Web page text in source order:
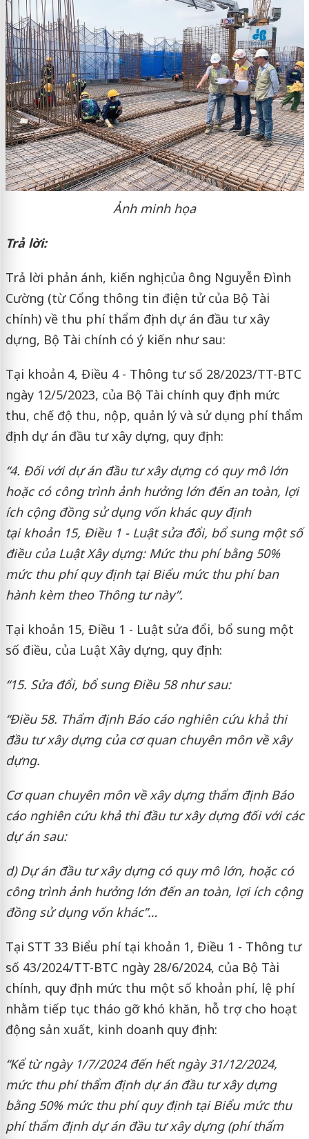
Ảnh minh họa
Trả lời:
Trả lời phản ánh, kiến nghị của ông Nguyễn Đình
Cường (từ Cổng thông tin điện tử của Bộ Tài
chính) về thu phí thẩm định dự án đầu tư xây
dựng, Bộ Tài chính có ý kiến như sau:
Tại khoản 4, Điều 4 - Thông tư số 28/2023/TT-BTC
ngày 12/5/2023, của Bộ Tài chính quy định mức
thu, chế độ thu, nộp, quản lý và sử dụng phí thẩm
định dự án đầu tư xây dựng, quy định:
“4. Đối với dự án đầu tư xây dựng có quy mô lớn
hoặc có công trình ảnh hưởng lớn đến an toàn, lợi
ích cộng đồng sử dụng vốn khác quy định
tại khoản 15, Điều 1 - Luật sửa đổi, bổ sung một số
điều của Luật Xây dựng: Mức thu phí bằng 50%
mức thu phí quy định tại Biểu mức thu phí ban
hành kèm theo Thông tư này”.
Tại khoản 15, Điều 1 - Luật sửa đổi, bổ sung một
số điều, của Luật Xây dựng, quy định:
“15. Sửa đổi, bổ sung Điều 58 như sau:
“Điều 58. Thẩm định Báo cáo nghiên cứu khả thi
đầu tư xây dựng của cơ quan chuyên môn về xây
dựng.
Cơ quan chuyên môn về xây dựng thẩm định Báo
cáo nghiên cứu khả thi đầu tư xây dựng đối với các
dự án sau:
d) Dự án đầu tư xây dựng có quy mô lớn, hoặc có
công trình ảnh hưởng lớn đến an toàn, lợi ích cộng
đồng sử dụng vốn khác”…
Tại STT 33 Biểu phí tại khoản 1, Điều 1 - Thông tư
số 43/2024/TT-BTC ngày 28/6/2024, của Bộ Tài
chính, quy định mức thu một số khoản phí, lệ phí
nhằm tiếp tục tháo gỡ khó khăn, hỗ trợ cho hoạt
động sản xuất, kinh doanh quy định:
“Kể từ ngày 1/7/2024 đến hết ngày 31/12/2024,
mức thu phí thẩm định dự án đầu tư xây dựng
bằng 50% mức thu phí quy định tại Biểu mức thu
phí thẩm định dự án đầu tư xây dựng (phí thẩm